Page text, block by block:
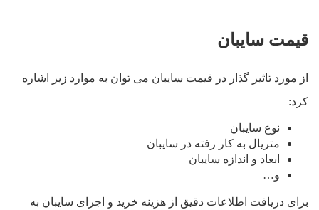
قیمت سایبان
از مورد تاثیر گذار در قیمت سایبان می توان به موارد زیر اشاره
کرد:
نوع سایبان
متریال به کار رفته در سایبان
ابعاد و اندازه سایبان
و…
برای دریافت اطلاعات دقیق از هزینه خرید و اجرای سایبان به